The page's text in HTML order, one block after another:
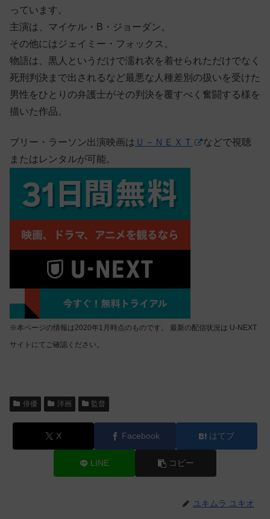
っています。
主演は、マイケル・B・ジョーダン。
その他にはジェイミー・フォックス。
物語は、黒人というだけで濡れ衣を着せられただけでなく
死刑判決まで出されるなど最悪な人種差別の扱いを受けた
男性をひとりの弁護士がその判決を覆すべく奮闘する様を
描いた作品。
ブリー・ラーソン出演映画は Ｕ－ＮＥＸＴ
などで視聴
またはレンタルが可能。
※本ページの情報は2020年1月時点のものです。 最新の配信状況は U-NEXT
サイトにてご確認ください。
俳優 洋画 監督
X Facebook はてブ
LINE コピー
ユキムラ ユキオ